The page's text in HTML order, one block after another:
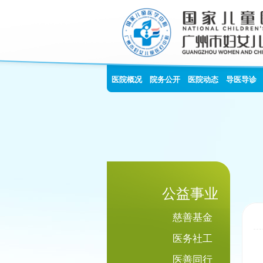
医院概况 院务公开 医院动态 导医导诊
公益事业
慈善基金
医务社工
医善同行